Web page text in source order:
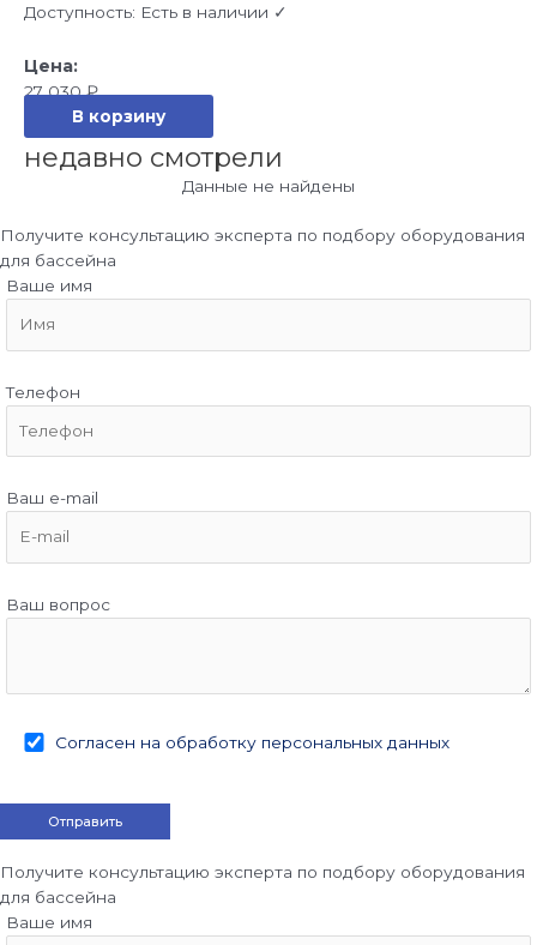
Доступность: Есть в наличии ✓
27 030₽
В корзину
недавно смотрели
Данные не найдены
Получите консультацию эксперта по подбору оборудования
для бассейна
Ваше имя
Телефон
Ваш e-mail
Ваш вопрос
Согласен на обработку персональных данных
Получите консультацию эксперта по подбору оборудования
для бассейна
Ваше имя